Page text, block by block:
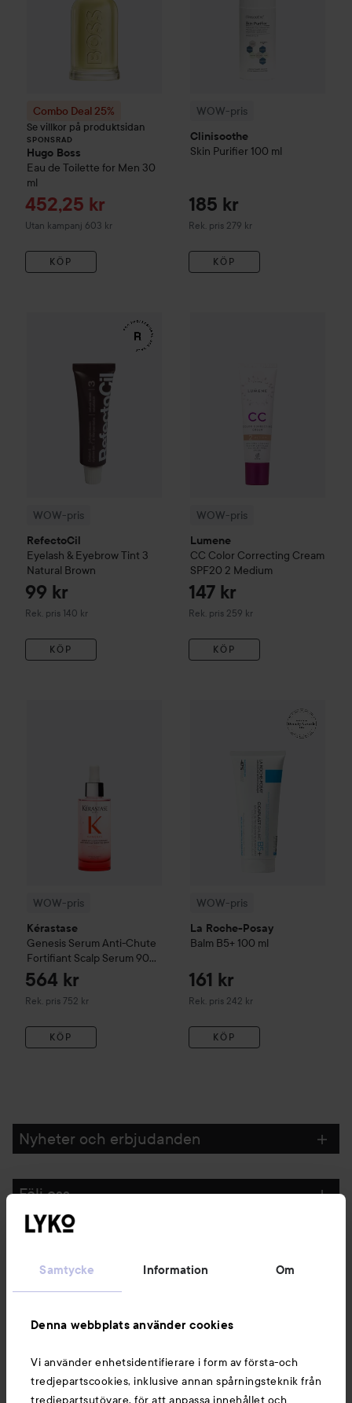
Samtycke Information Om
Denna webbplats använder cookies
Vi använder enhetsidentifierare i form av första-och
tredjepartscookies, inklusive annan spårningsteknik från
tredjepartsutövare, för att anpassa innehållet och
Combo Deal 25%
Se villkor på produktsidan
SPONSRAD
Hugo Boss
Eau de Toilette for Men 30
ml
Reapris
452,25 kr
Utan kampanj 603 kr
KÖP
WOW-pris
Clinisoothe
Skin Purifier 100 ml
185 kr
Rek. pris 279 kr
Rekommenderat pris 279 kr
KÖP
WOW-pris
RefectoCil
Eyelash & Eyebrow Tint 3
Natural Brown
99 kr
Rek. pris 140 kr
Rekommenderat pris 140 kr
KÖP
RefectoCilEyelash & Eyebrow Tint
WOW-pris
Lumene
CC Color Correcting Cream
SPF20 2 Medium
147 kr
Rek. pris 259 kr
Rekommenderat pris 259 kr
KÖP
WOW-pris
Kérastase
Genesis Serum Anti-Chute
Fortifiant Scalp Serum90
ml
564 kr
Rek. pris 752 kr
Rekommenderat pris 752 kr
KÖP
Serum Anti-Chute Fortifiant
WOW-pris
La Roche-Posay
Balm B5+ 100 ml
161 kr
Rek. pris 242 kr
Rekommenderat pris 242 kr
KÖP
La Roche-Posay
Nyheter och erbjudanden
Följ oss
Du kanske också gillar